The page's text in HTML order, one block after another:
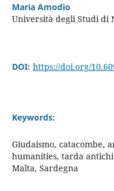
Maria Amodio
Università degli Studi di
DOI: https://doi.org/
Keywords:
Giudaismo, catacombe,
humanities, tarda
Malta, Sardegna